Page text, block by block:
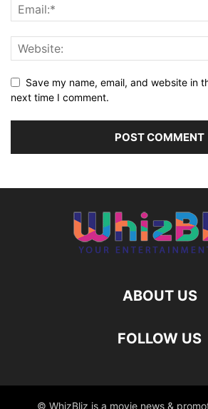
Save my name, email, and website in
next time I comment.
ABOUT US
FOLLOW US
© WhizBliz is a movie news &